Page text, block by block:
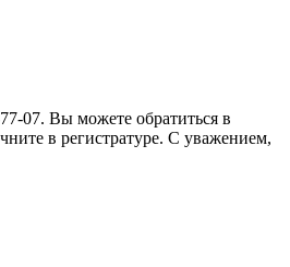
07. Вы можете обратиться в
в регистратуре. С уважением,